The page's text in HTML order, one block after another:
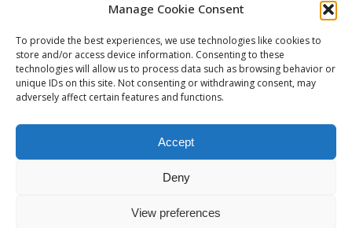
Manage Cookie Consent
To provide the best experiences, we use technologies like cookies to
store and/or access device information. Consenting to these
technologies will allow us to process data such as browsing behavior or
unique IDs on this site. Not consenting or withdrawing consent, may
adversely affect certain features and functions.
Accept
Deny
View preferences
info@gamlahalmstad.se
Telefon 035-21 40 40
Bankgiro 308-5081 Swish 123 107 73 95